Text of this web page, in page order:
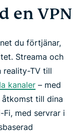
VPN
en VPN
du förtjänar,
Streama och
reality-TV till
kanaler – med
åtkomst till dina
med servrar i